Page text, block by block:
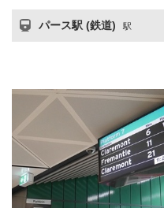
パース駅 (鉄道) 駅